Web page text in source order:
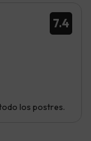
7.4
los postres.